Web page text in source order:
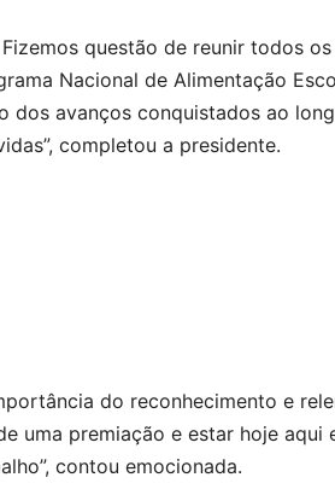
questão de reunir todos
Nacional de Alimentação
dos avanços conquistados ao
completou a presidente.
do reconhecimento e
uma premiação e estar hoje aqui
contou emocionada.